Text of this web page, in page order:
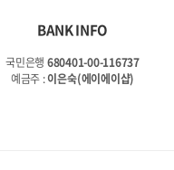
BANK INFO
국민은행 680401-00-116737
예금주 :이은숙(에이에이샵)